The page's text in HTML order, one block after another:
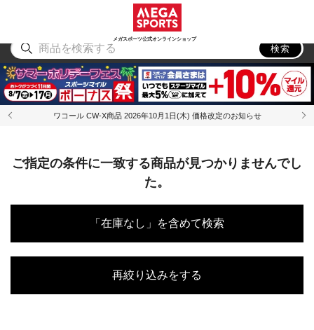
メガスポーツ公式オンラインショップ
アウトドア
検索
ワコール CW-X商品 2026年10月1日(木) 価格改定のお知らせ
ご指定の条件に一致する商品が見つかりませんでし
た。
「在庫なし」を含めて検索
再絞り込みをする